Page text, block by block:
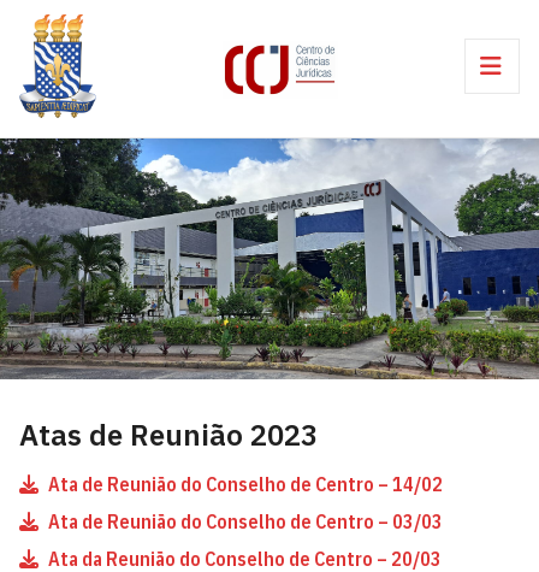
Atas de Reunião 2023
Ata de Reunião do Conselho de Centro – 14/02
Ata de Reunião do Conselho de Centro – 03/03
Ata da Reunião do Conselho de Centro – 20/03